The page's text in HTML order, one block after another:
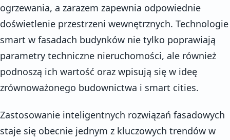
ogrzewania, a zarazem zapewnia odpowiednie
doświetlenie przestrzeni wewnętrznych. Technologie
smart w fasadach budynków nie tylko poprawiają
parametry techniczne nieruchomości, ale również
podnoszą ich wartość oraz wpisują się w ideę
zrównoważonego budownictwa i smart cities.
Zastosowanie inteligentnych rozwiązań fasadowych
staje się obecnie jednym z kluczowych trendów w